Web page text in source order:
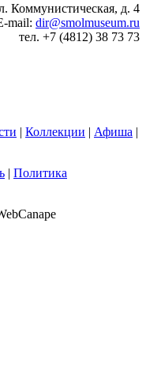
Коммунистическая, д. 4
mail: dir@smolmuseum.ru
тел. +7 (4812) 38 73 73
| Коллекции | Афиша |
| Политика